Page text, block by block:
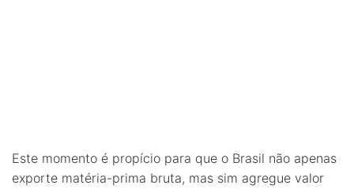
Este momento é propício para que o Brasil não apenas
exporte matéria-prima bruta, mas sim agregue valor